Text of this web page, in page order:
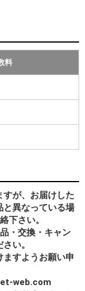
料
が、お届けした
と異なっている場
下さい。
・交換・キャン
い。
すようお願い申
web.com